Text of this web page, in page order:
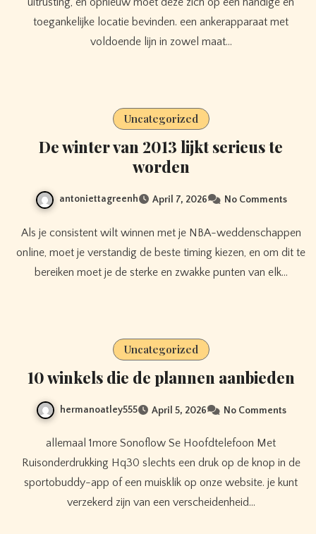
toegankelijke locatie bevinden. een ankerapparaat met
voldoende lijn in zowel maat…
Uncategorized
De winter van 2013 lijkt serieus te
worden
antoniettagreenh April 7, 2026 No Comments
Als je consistent wilt winnen met je NBA-weddenschappen
online, moet je verstandig de beste timing kiezen, en om dit te
bereiken moet je de sterke en zwakke punten van elk…
Uncategorized
10 winkels die de plannen aanbieden
hermanoatley555 April 5, 2026 No Comments
allemaal 1more Sonoflow Se Hoofdtelefoon Met
Ruisonderdrukking Hq30 slechts een druk op de knop in de
sportobuddy-app of een muisklik op onze website. je kunt
verzekerd zijn van een verscheidenheid…